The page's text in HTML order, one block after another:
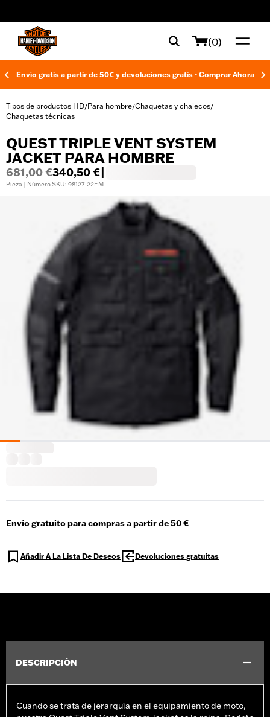
(0)
Envío gratis a partir de 50€ y devoluciones gratis - Comprar Ahora
Tipos de productos HD/Para hombre/Chaquetas y chalecos/
Chaquetas técnicas
QUEST TRIPLE VENT SYSTEM
JACKET PARA HOMBRE
681,00 €340,50 €
Pieza | Número SKU: 98127-22EM
Envío gratuito para compras a partir de 50 €
Añadir A La Lista De Deseos Devoluciones gratuitas
DESCRIPCIÓN
Cuando se trata de jerarquía en el equipamiento de moto,